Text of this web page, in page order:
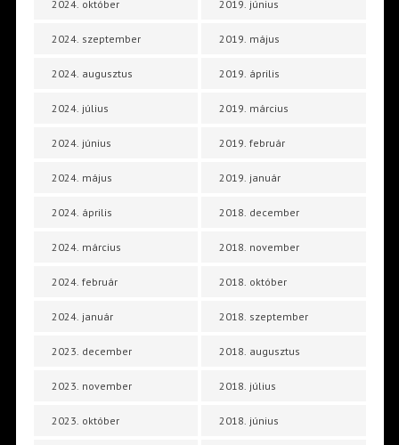
2024. október
2024. szeptember
2024. augusztus
2024. július
2024. június
2024. május
2024. április
2024. március
2024. február
2024. január
2023. december
2023. november
2023. október
2019. június
2019. május
2019. április
2019. március
2019. február
2019. január
2018. december
2018. november
2018. október
2018. szeptember
2018. augusztus
2018. július
2018. június